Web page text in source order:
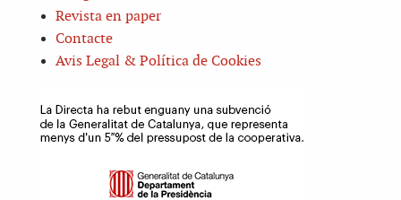
Revista en paper
Contacte
Avis Legal & Política de Cookies